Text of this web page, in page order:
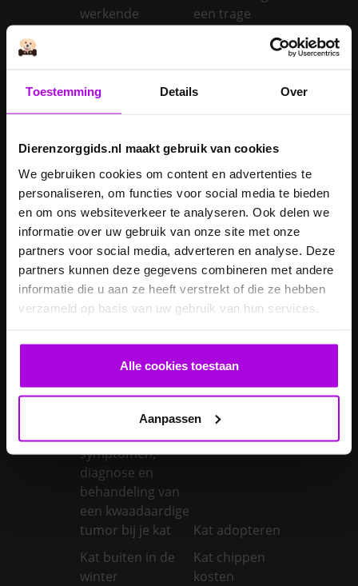
Toestemming Details Over
Dierenzorggids.nl maakt gebruik van cookies
We gebruiken cookies om content en advertenties te
personaliseren, om functies voor social media te bieden
en om ons websiteverkeer te analyseren. Ook delen we
informatie over uw gebruik van onze site met onze
partners voor social media, adverteren en analyse. Deze
partners kunnen deze gegevens combineren met andere
informatie die u aan ze heeft verstrekt of die ze hebben
verzameld op basis van uw gebruik van hun services.
Alle cookies toestaan
Aanpassen
werkende
een trage
Inentingen hond
Is een kerstboom
honden?
Je cavia verzorgen diarree
Je hond wordt
geopereerd – wat
kan je
verwachten?
Je kat naar een
pension brengen
Je kat wordt
geopereerd – wat
kan je
verwachten?
Je kater laten
castreren
Je konijn laten
castreren
Je konijn laten
steriliseren
Je konijnen
symptomen,
diagnose en
behandeling van
een kwaadaardige
tumor bij je kat
Kat adopteren
Kat buiten in de
winter
Kat chippen
kosten